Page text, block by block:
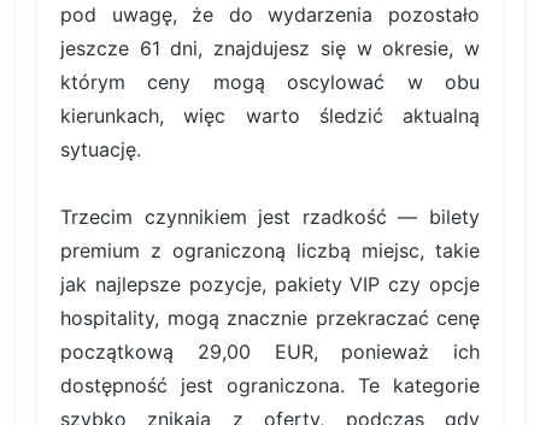
pod uwagę, że do wydarzenia pozostało
jeszcze 61 dni, znajdujesz się w okresie, w
którym ceny mogą oscylować w obu
kierunkach, więc warto śledzić aktualną
sytuację.
Trzecim czynnikiem jest rzadkość — bilety
premium z ograniczoną liczbą miejsc, takie
jak najlepsze pozycje, pakiety VIP czy opcje
hospitality, mogą znacznie przekraczać cenę
początkową 29,00 EUR, ponieważ ich
dostępność jest ograniczona. Te kategorie
szybko znikają z oferty, podczas gdy